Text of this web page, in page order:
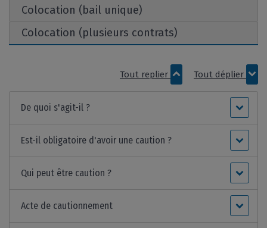
Colocation (bail unique)
Colocation (plusieurs contrats)
Tout replier Tout déplier
De quoi s'agit-il ?
Est-il obligatoire d'avoir une caution ?
Qui peut être caution ?
Acte de cautionnement